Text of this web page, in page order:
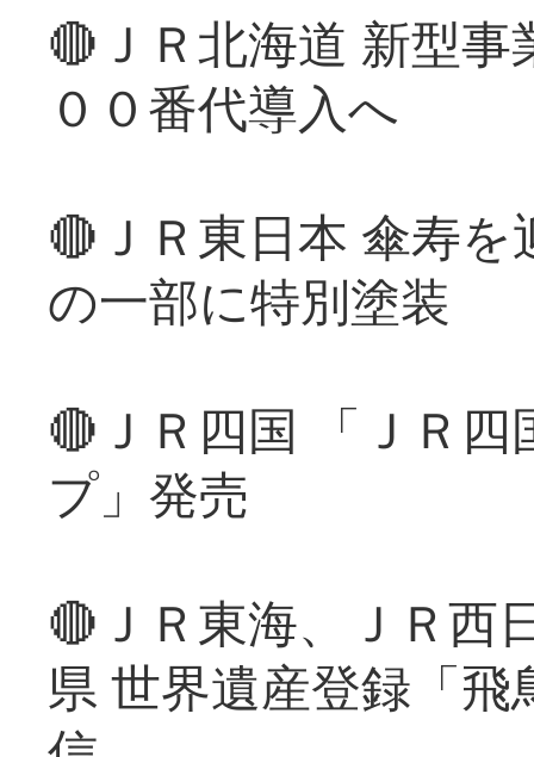
🔴ＪＲ北海道 新型
００番代導入へ
🔴ＪＲ東日本 傘寿
の一部に特別塗装
🔴ＪＲ四国 「ＪＲ
プ」発売
🔴ＪＲ東海、ＪＲ西
県 世界遺産登録「